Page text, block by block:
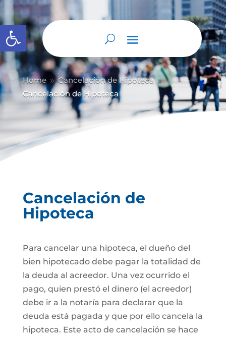
Abrir barra de herramientas
Home 9 Cancelación de Hipoteca 9
Cancelación de Hipoteca
Cancelación de
Hipoteca
Para cancelar una hipoteca, el dueño del
bien hipotecado debe pagar la totalidad de
la deuda al acreedor. Una vez ocurrido el
pago, quien prestó el dinero (el acreedor)
debe ir a la notaría para declarar que la
deuda está pagada y que por ello cancela la
hipoteca. Este acto de cancelación se hace